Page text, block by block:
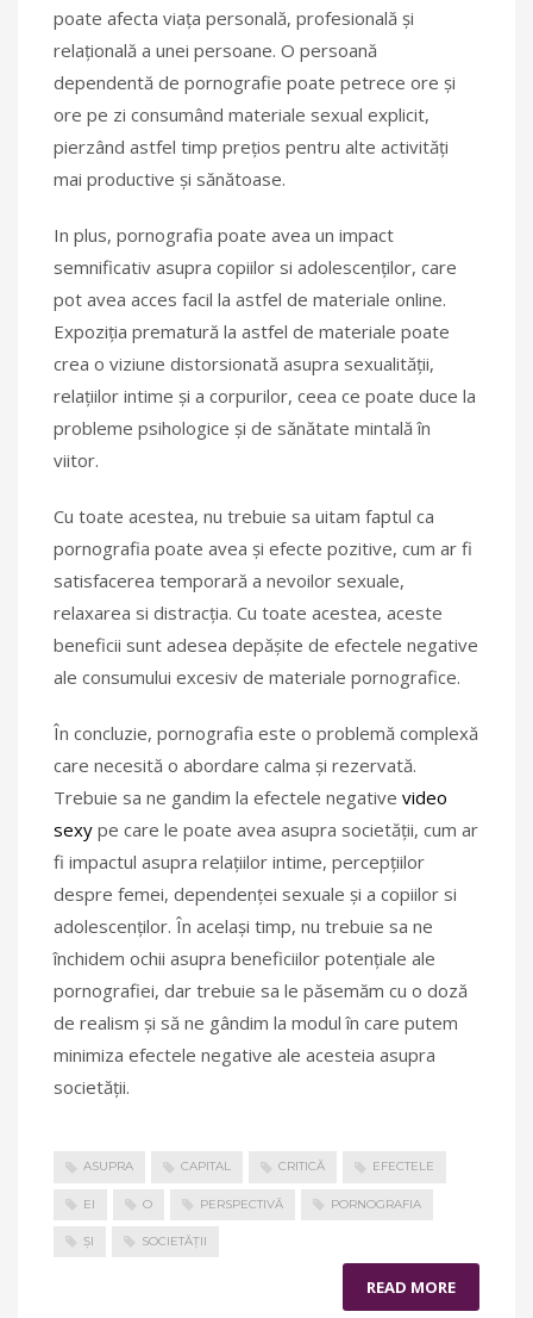
poate afecta viața personală, profesională și
relațională a unei persoane. O persoană
dependentă de pornografie poate petrece ore și
ore pe zi consumând materiale sexual explicit,
pierzând astfel timp prețios pentru alte activități
mai productive și sănătoase.
In plus, pornografia poate avea un impact
semnificativ asupra copiilor si adolescenților, care
pot avea acces facil la astfel de materiale online.
Expoziția prematură la astfel de materiale poate
crea o viziune distorsionată asupra sexualității,
relațiilor intime și a corpurilor, ceea ce poate duce la
probleme psihologice și de sănătate mintală în
viitor.
Cu toate acestea, nu trebuie sa uitam faptul ca
pornografia poate avea și efecte pozitive, cum ar fi
satisfacerea temporară a nevoilor sexuale,
relaxarea si distracția. Cu toate acestea, aceste
beneficii sunt adesea depășite de efectele negative
ale consumului excesiv de materiale pornografice.
În concluzie, pornografia este o problemă complexă
care necesită o abordare calma și rezervată.
Trebuie sa ne gandim la efectele negative video
sexy pe care le poate avea asupra societății, cum ar
fi impactul asupra relațiilor intime, percepțiilor
despre femei, dependenței sexuale și a copiilor si
adolescenților. În același timp, nu trebuie sa ne
închidem ochii asupra beneficiilor potențiale ale
pornografiei, dar trebuie sa le păsemăm cu o doză
de realism și să ne gândim la modul în care putem
minimiza efectele negative ale acesteia asupra
societății.
ASUPRA CAPITAL CRITICĂ EFECTELE
EI O PERSPECTIVĂ PORNOGRAFIA
ȘI SOCIETĂȚII
READ MORE